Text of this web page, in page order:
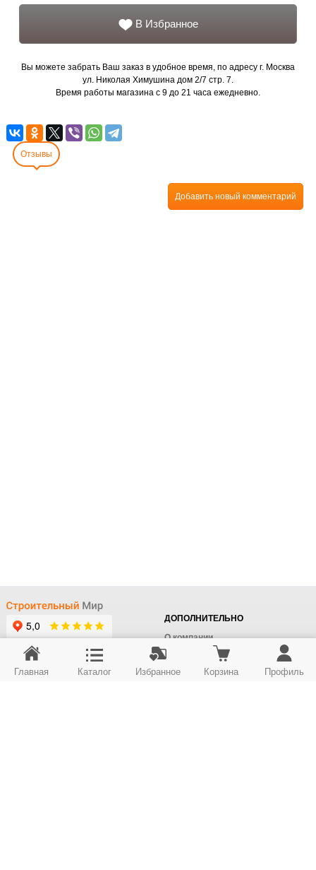
В Избранное
Вы можете забрать Ваш заказ в удобное время, по адресу г. Москва
ул. Николая Химушина дом 2/7 стр. 7.
Время работы магазина с 9 до 21 часа ежедневно.
Отзывы
Добавить новый комментарий
+7 (495) 414-22-76
ДОПОЛНИТЕЛЬНО
О компании
Доставка
Оплата
Главная Каталог Избранное Корзина Профиль